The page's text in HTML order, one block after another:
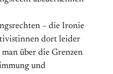
– die Ironie
dort leider
man über die Grenzen
und